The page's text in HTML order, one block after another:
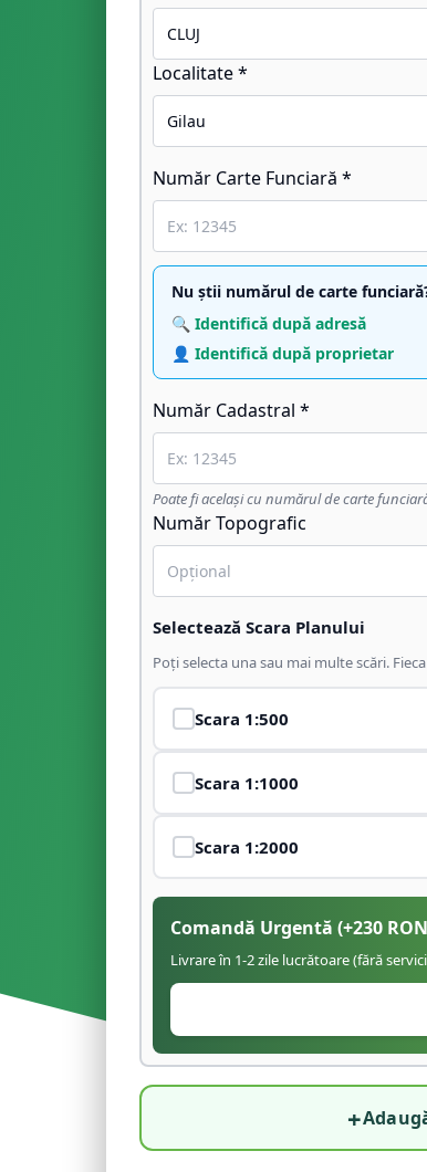
Localitate *
Număr Carte Funciară *
Nu știi numărul de carte
🔍 Identifică după adresă
👤 Identifică după proprietar
Număr Cadastral *
Poate fi același cu numărul de carte
Număr Topografic
Selectează Scara Planului
Poți selecta una sau mai multe scări.
Scara 1:500
Scara 1:1000
Scara 1:2000
Comandă Urgentă (+230
Livrare în 1-2 zile lucrătoare (fără
+